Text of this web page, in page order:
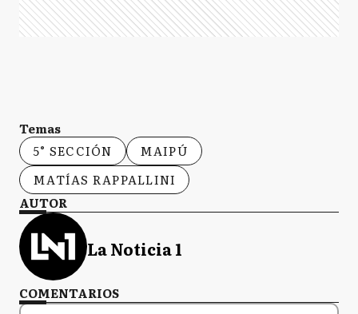
Temas
5° SECCIÓN
MAIPÚ
MATÍAS RAPPALLINI
AUTOR
La Noticia 1
COMENTARIOS